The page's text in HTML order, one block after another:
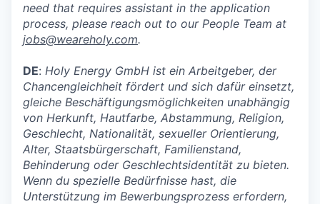
need that requires assistant in the application
process, please reach out to our People Team at
jobs@weareholy.com.
DE: Holy Energy GmbH ist ein Arbeitgeber, der
Chancengleichheit fördert und sich dafür einsetzt,
gleiche Beschäftigungsmöglichkeiten unabhängig
von Herkunft, Hautfarbe, Abstammung, Religion,
Geschlecht, Nationalität, sexueller Orientierung,
Alter, Staatsbürgerschaft, Familienstand,
Behinderung oder Geschlechtsidentität zu bieten.
Wenn du spezielle Bedürfnisse hast, die
Unterstützung im Bewerbungsprozess erfordern,